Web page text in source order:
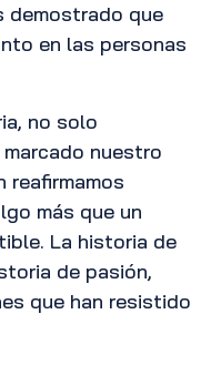
demostrado que
en las personas
no solo
nuestro
reafirmamos
más que un
La historia de
de pasión,
que han resistido